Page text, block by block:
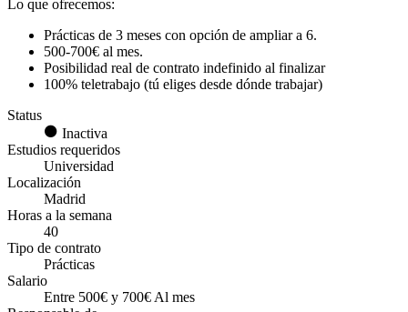
Lo que ofrecemos:
Prácticas de 3 meses con opción de ampliar a 6.
500-700€ al mes.
Posibilidad real de contrato indefinido al finalizar
100% teletrabajo (tú eliges desde dónde trabajar)
Status
Inactiva
Estudios requeridos
Universidad
Localización
Madrid
Horas a la semana
40
Tipo de contrato
Prácticas
Salario
Entre 500€ y 700€ Al mes